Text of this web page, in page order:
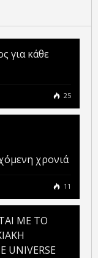
για κάθε
25
χρονιά
11
ΜΕ ΤΟ
UNIVERSE